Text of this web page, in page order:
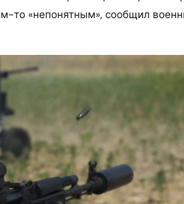
то «непонятным», сообщил